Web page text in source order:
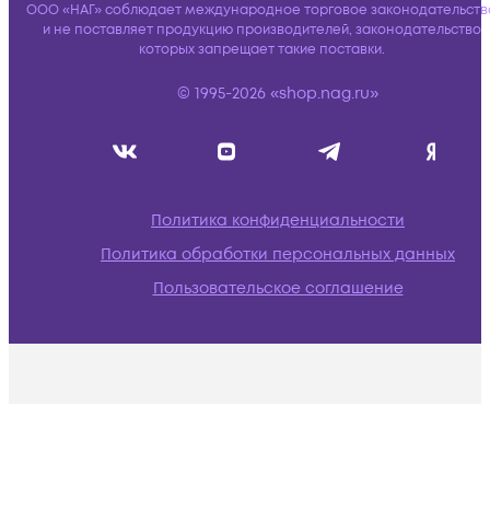
ООО «НАГ» соблюдает международное торговое
и не поставляет продукцию производителей, законодательство
которых запрещает такие поставки.
© 1995-2026 «shop.nag.ru»
Политика конфиденциальности
Политика обработки персональных данных
Пользовательское соглашение